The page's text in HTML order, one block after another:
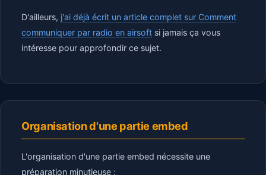
D'ailleurs, j'ai déjà écrit un article complet sur Comment
communiquer par radio en airsoft si jamais ça vous
intéresse pour approfondir ce sujet.
Organisation d'une partie embed
L'organisation d'une partie embed nécessite une
préparation minutieuse :